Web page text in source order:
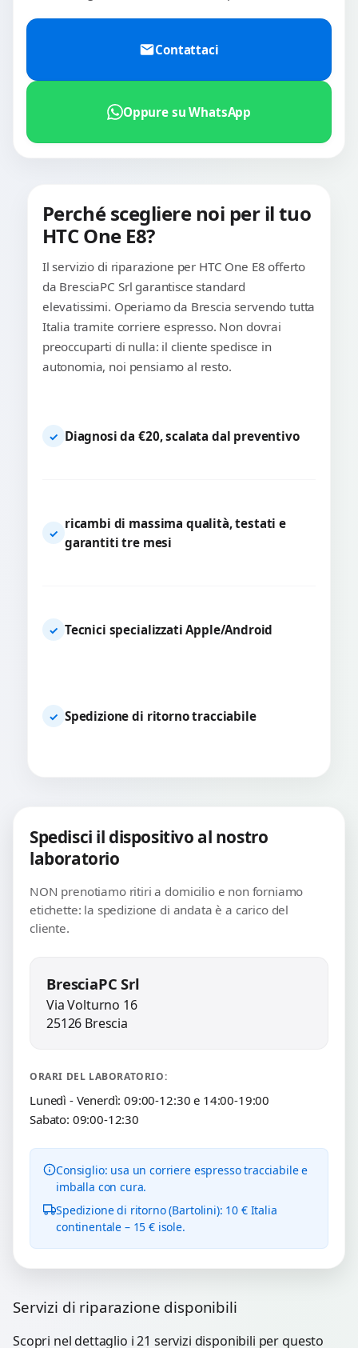
Contattaci
Oppure su WhatsApp
Perché scegliere noi per il tuo
HTC One E8?
Il servizio di riparazione per HTC One E8 offerto
da BresciaPC Srl garantisce standard
elevatissimi. Operiamo da Brescia servendo tutta
Italia tramite corriere espresso. Non dovrai
preoccuparti di nulla: il cliente spedisce in
autonomia, noi pensiamo al resto.
✓ Diagnosi da €20, scalata dal preventivo
✓
ricambi di massima qualità, testati e
garantiti tre mesi
✓ Tecnici specializzati Apple/Android
✓ Spedizione di ritorno tracciabile
Spedisci il dispositivo al nostro
laboratorio
NON prenotiamo ritiri a domicilio e non forniamo
etichette: la spedizione di andata è a carico del
cliente.
BresciaPC Srl
Via Volturno 16
25126 Brescia
ORARI DEL LABORATORIO:
Lunedì - Venerdì: 09:00-12:30 e 14:00-19:00
Sabato: 09:00-12:30
Consiglio: usa un corriere espresso tracciabile e
imballa con cura.
Spedizione di ritorno (Bartolini): 10 € Italia
continentale – 15 € isole.
Servizi di riparazione disponibili
Scopri nel dettaglio i 21 servizi disponibili per questo